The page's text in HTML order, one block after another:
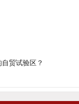
贸试验区？